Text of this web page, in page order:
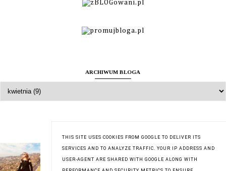
ARCHIWUM BLOGA
Zuzanna
Wyświetl mój pełny profil
THIS SITE USES COOKIES FROM GOOGLE TO DELIVER ITS
SERVICES AND TO ANALYZE TRAFFIC. YOUR IP ADDRESS AND
USER-AGENT ARE SHARED WITH GOOGLE ALONG WITH